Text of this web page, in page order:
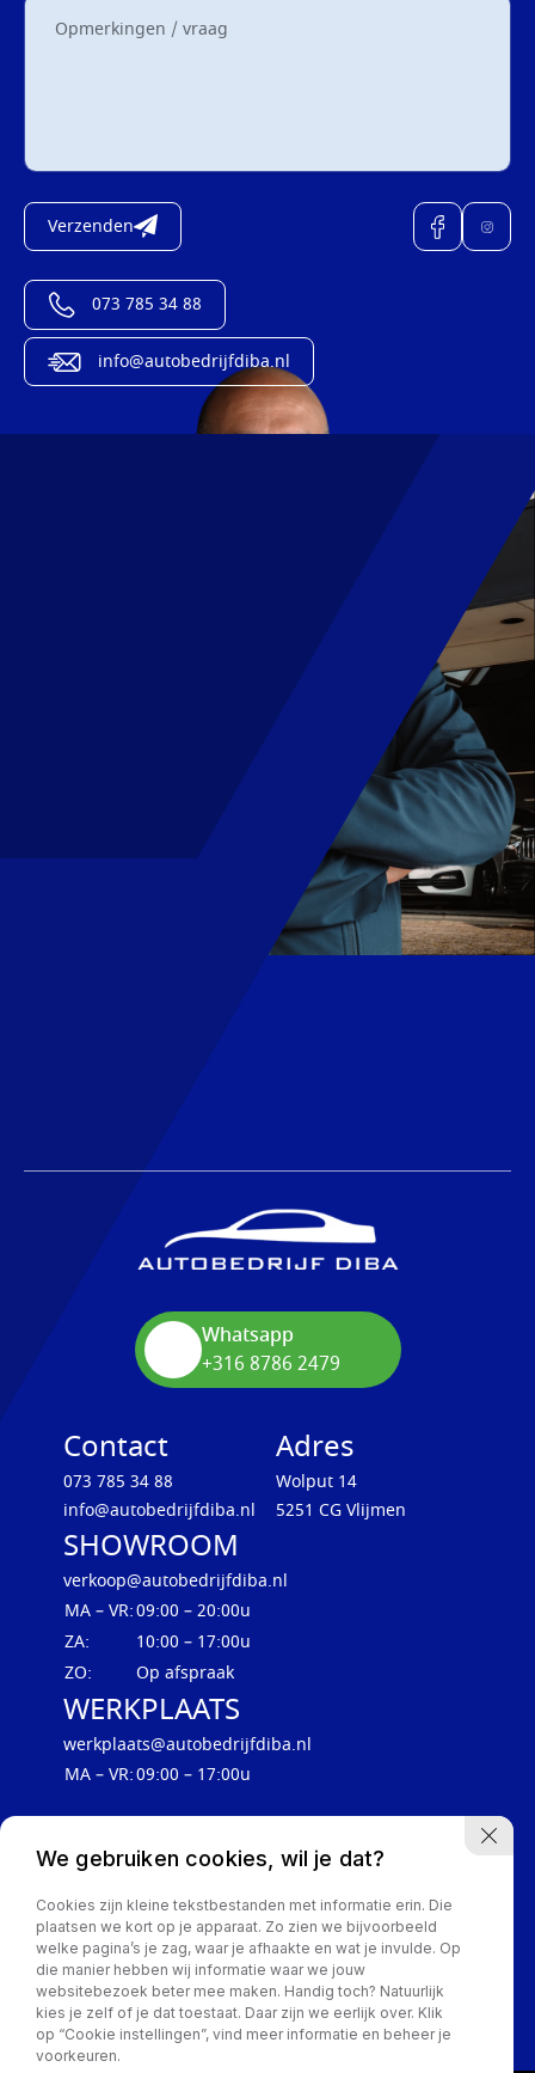
Verzenden
073 785 34 88
info@autobedrijfdiba.nl
Whatsapp
+316 8786 2479
Contact
073 785 34 88
info@autobedrijfdiba.nl
Adres
Wolput 14
5251 CG Vlijmen
SHOWROOM
verkoop@autobedrijfdiba.nl
MA – VR:09:00 – 20:00u
ZA:
10:00 – 17:00u
ZO:
Op afspraak
WERKPLAATS
werkplaats@autobedrijfdiba.nl
MA – VR:09:00 – 17:00u
Privacy Policy
We gebruiken cookies, wil je dat?
Cookies zijn kleine tekstbestanden met informatie erin. Die
plaatsen we kort op je apparaat. Zo zien we bijvoorbeeld
welke pagina’s je zag, waar je afhaakte en wat je invulde. Op
die manier hebben wij informatie waar we jouw
websitebezoek beter mee maken. Handig toch? Natuurlijk
kies je zelf of je dat toestaat. Daar zijn we eerlijk over. Klik
op “Cookie instellingen”, vind meer informatie en beheer je
voorkeuren.